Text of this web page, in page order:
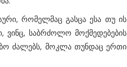
რომელმაც გასცა ესა თუ ის
ვინც, საბრძოლო მოქმედებების
ძალებს, მოკლა თუნდაც ერთი